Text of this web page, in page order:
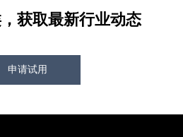
获取最新行业动态
申请试用